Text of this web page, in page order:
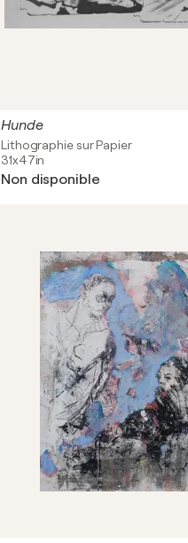
Hunde
Lithographie sur Papier
31x47in
Non disponible